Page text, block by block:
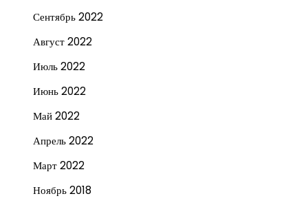
Сентябрь 2022
Август 2022
Июль 2022
Июнь 2022
Май 2022
Апрель 2022
Март 2022
Ноябрь 2018